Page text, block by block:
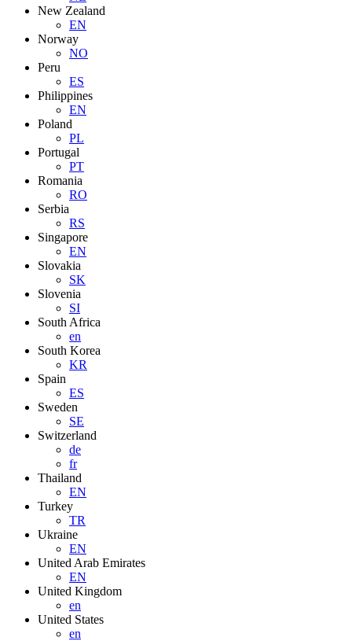
New Zealand
EN
Norway
NO
Peru
ES
Philippines
EN
Poland
PL
Portugal
PT
Romania
RO
Serbia
RS
Singapore
EN
Slovakia
SK
Slovenia
SI
South Africa
en
South Korea
KR
Spain
ES
Sweden
SE
Switzerland
de
fr
Thailand
EN
Turkey
TR
Ukraine
EN
United Arab Emirates
EN
United Kingdom
en
United States
en